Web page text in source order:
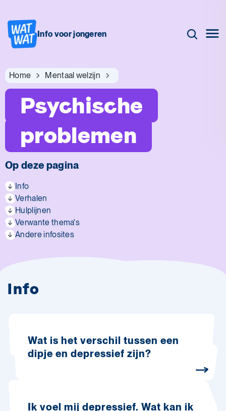
Info voor jongeren
Home Mentaal welzijn
Psychische
problemen
Op deze pagina
Info
Verhalen
Hulplijnen
Verwante thema's
Andere infosites
Info
Wat is het verschil tussen een
dipje en depressief zijn?
Ik voel mij depressief. Wat kan ik